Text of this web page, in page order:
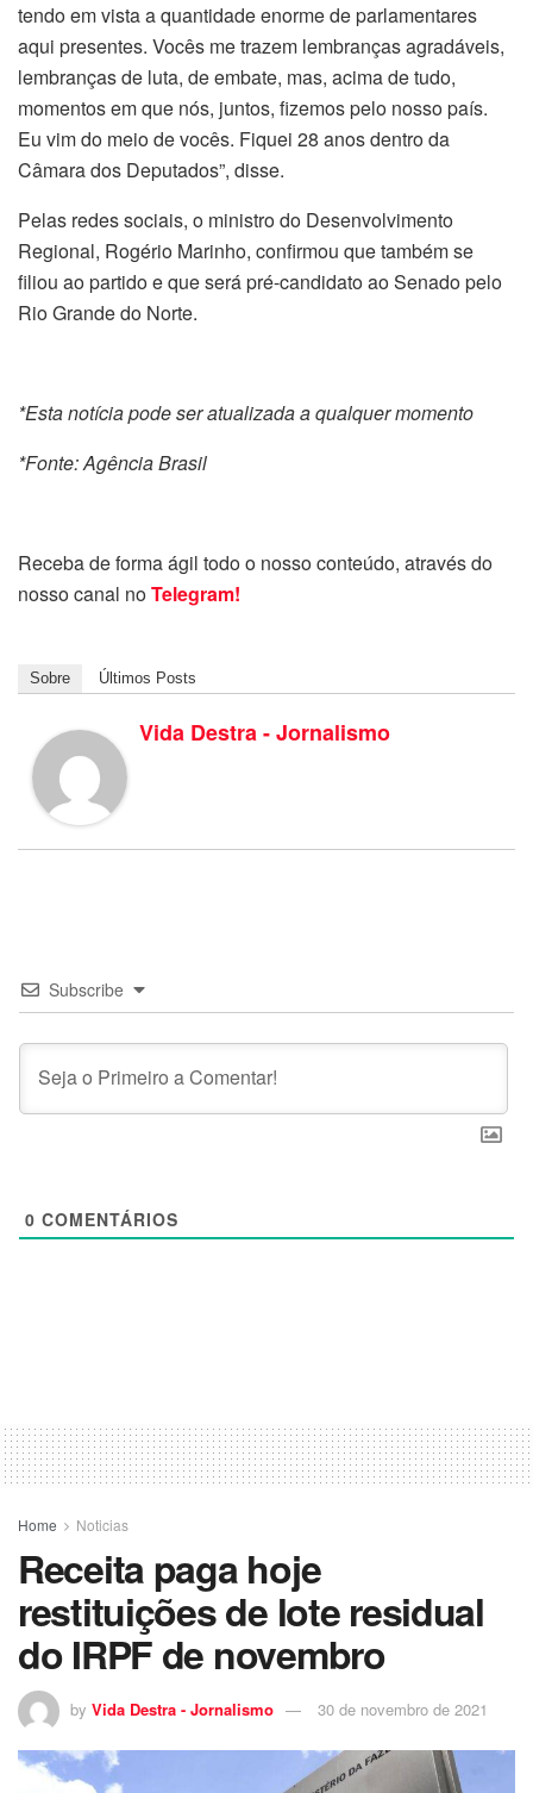
tendo em vista a quantidade enorme de parlamentares
aqui presentes. Vocês me trazem lembranças agradáveis,
lembranças de luta, de embate, mas, acima de tudo,
momentos em que nós, juntos, fizemos pelo nosso país.
Eu vim do meio de vocês. Fiquei 28 anos dentro da
Câmara dos Deputados”, disse.
Pelas redes sociais, o ministro do Desenvolvimento
Regional, Rogério Marinho, confirmou que também se
filiou ao partido e que será pré-candidato ao Senado pelo
Rio Grande do Norte.
*Esta notícia pode ser atualizada a qualquer momento
*Fonte: Agência Brasil
Receba de forma ágil todo o nosso conteúdo, através do
nosso canal noTelegram!
Sobre Últimos Posts
Vida Destra - Jornalismo
Subscribe
0 COMENTÁRIOS
Home Noticias
Receita paga hoje
restituições de lote residual
do IRPF de novembro
by Vida Destra - Jornalismo 30 de novembro de 2021